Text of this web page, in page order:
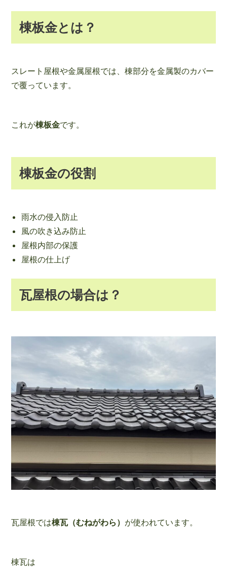
棟板金とは？
スレート屋根や金属屋根では、棟部分を金属製のカバー
で覆っています。
これが棟板金です。
棟板金の役割
雨水の侵入防止
風の吹き込み防止
屋根内部の保護
屋根の仕上げ
瓦屋根の場合は？
瓦屋根では棟瓦（むねがわら） が使われています。
棟瓦は